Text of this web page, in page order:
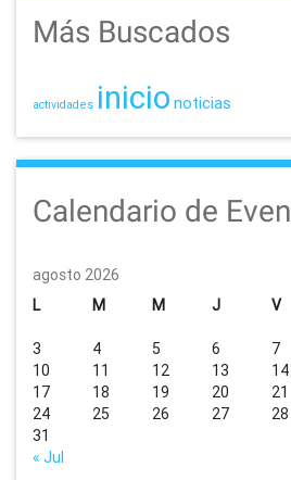
Más Buscados
actividades inicio noticias
Calendario de
agosto 2026
L
M M J V
« Jul
3
4 5 6 7
10
11 12 13 14
17
18 19 20 21
24
25 26 27 28
31